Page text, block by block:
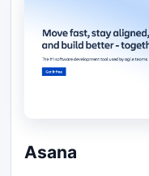
Asana